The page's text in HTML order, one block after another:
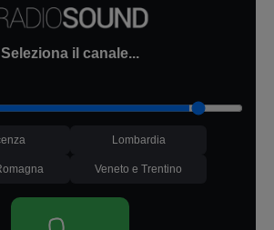
Seleziona il canale...
Lombardia
Veneto e Trentino